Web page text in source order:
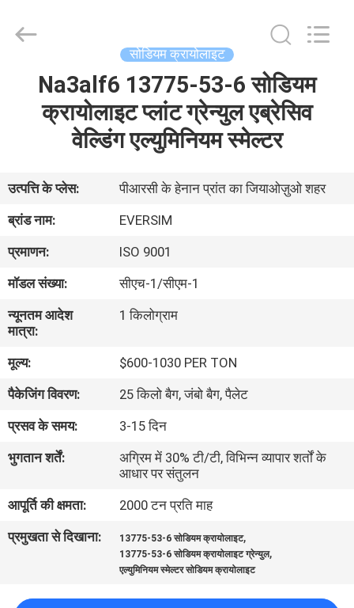
वीडियो
बारे
में
कारखाने
का
दौरा
गुणवत्ता
हमसे
Imp.&Exp.Co.,Ltd.
सोडियम क्रायोलाइट
Na3alf6 13775-53-6 सोडियम
क्रायोलाइट प्लांट ग्रेन्युल एब्रेसिव
वेल्डिंग एल्युमिनियम स्मेल्टर
उत्पत्ति के प्लेस:
पीआरसी के हेनान प्रांत का जियाओज़ुओ शहर
ब्रांड नाम:
EVERSIM
प्रमाणन:
ISO 9001
मॉडल संख्या:
सीएच-1/सीएम-1
न्यूनतम आदेश
मात्रा:
1 किलोग्राम
मूल्य:
$600-1030 PER TON
पैकेजिंग विवरण:
25 किलो बैग, जंबो बैग, पैलेट
प्रसव के समय:
3-15 दिन
भुगतान शर्तें:
अग्रिम में 30% टी/टी, विभिन्न व्यापार शर्तों के
आधार पर संतुलन
आपूर्ति की क्षमता:
2000 टन प्रति माह
प्रमुखता से दिखाना:
13775-53-6 सोडियम क्रायोलाइट,
13775-53-6 सोडियम क्रायोलाइट ग्रेन्युल,
एल्युमिनियम स्मेल्टर सोडियम क्रायोलाइट